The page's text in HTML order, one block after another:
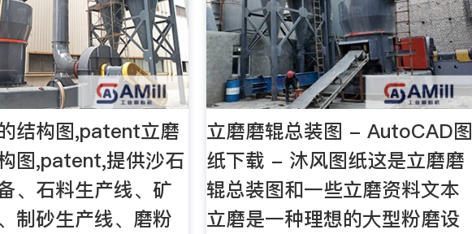
结构图,patent立磨
图,patent,提供沙石
、石料生产线、矿
制砂生产线、磨粉
立磨磨辊总装图 - AutoCAD图
纸下载 - 沐风图纸这是立磨磨
辊总装图和一些立磨资料文本
立磨是一种理想的大型粉磨设